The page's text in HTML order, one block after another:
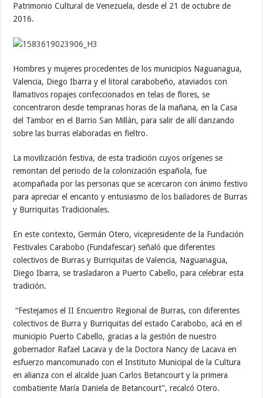
Patrimonio Cultural de Venezuela, desde el 21 de octubre de
2016.
Hombres y mujeres procedentes de los municipios Naguanagua,
Valencia, Diego Ibarra y el litoral carabobeño, ataviados con
llamativos ropajes confeccionados en telas de flores, se
concentraron desde tempranas horas de la mañana, en la Casa
del Tambor en el Barrio San Millán, para salir de allí danzando
sobre las burras elaboradas en fieltro.
La movilización festiva, de esta tradición cuyos orígenes se
remontan del periodo de la colonización española, fue
acompañada por las personas que se acercaron con ánimo festivo
para apreciar el encanto y entusiasmo de los bailadores de Burras
y Burriquitas Tradicionales.
En este contexto, Germán Otero, vicepresidente de la Fundación
Festivales Carabobo (Fundafescar) señaló que diferentes
colectivos de Burras y Burriquitas de Valencia, Naguanagua,
Diego Ibarra, se trasladaron a Puerto Cabello, para celebrar esta
tradición.
“Festejamos el II Encuentro Regional de Burras, con diferentes
colectivos de Burra y Burriquitas del estado Carabobo, acá en el
municipio Puerto Cabello, gracias a la gestión de nuestro
gobernador Rafael Lacava y de la Doctora Nancy de Lacava en
esfuerzo mancomunado con el Instituto Municipal de la Cultura
en alianza con el alcalde Juan Carlos Betancourt y la primera
combatiente María Daniela de Betancourt”, recalcó Otero.